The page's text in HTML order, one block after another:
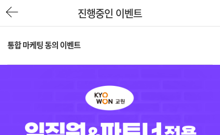
진행중인 이벤트
통합 마케팅 동의 이벤트